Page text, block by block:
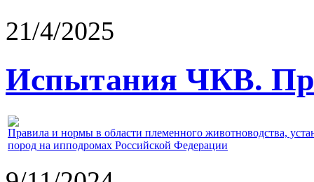
21/4/2025
Испытания ЧКВ.
Правила и нормы в области племенного животноводства,
пород на ипподромах Российской Федерации